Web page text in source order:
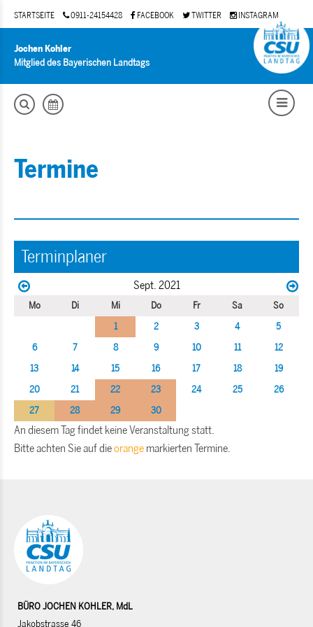
STARTSEITE 0911-24154428 FACEBOOK TWITTER INSTAGRAM
Jochen Kohler
Mitglied des Bayerischen Landtags
Termine
Terminplaner
Sept. 2021
Mo Di Mi Do Fr Sa
So
1
2 3 4
5
6
7 8 9 10 11
12
13
14 15 16 17 18
19
20
21 22 23 24 25
26
27
28 29 30
An diesem Tag findet keine Veranstaltung statt.
Bitte achten Sie auf dieorange markierten Termine.
BÜRO JOCHEN KOHLER, MdL
Jakobstrasse 46